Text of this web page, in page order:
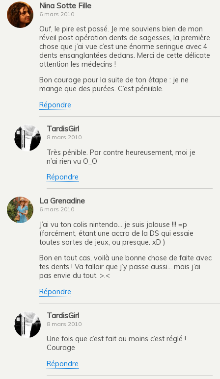
Nina Sotte Fille
6 mars 2010
Ouf, le pire est passé. Je me souviens bien de mon
réveil post opération dents de sagesses, la première
chose que j’ai vue c’est une énorme seringue avec 4
dents ensanglantées dedans. Merci de cette délicate
attention les médecins !
Bon courage pour la suite de ton étape : je ne
mange que des purées. C’est péniiible.
Répondre
TardisGirl
8 mars 2010
Très pénible. Par contre heureusement, moi je
n’ai rien vu O_O
Répondre
La Grenadine
6 mars 2010
J’ai vu ton colis nintendo… je suis jalouse !!! =p
(forcément, étant une accro de la DS qui essaie
toutes sortes de jeux, ou presque. xD )
Bon en tout cas, voilà une bonne chose de faite avec
tes dents ! Va falloir que j’y passe aussi… mais j’ai
pas envie du tout. >.<
Répondre
TardisGirl
8 mars 2010
Une fois que c’est fait au moins c’est réglé !
Courage
Répondre